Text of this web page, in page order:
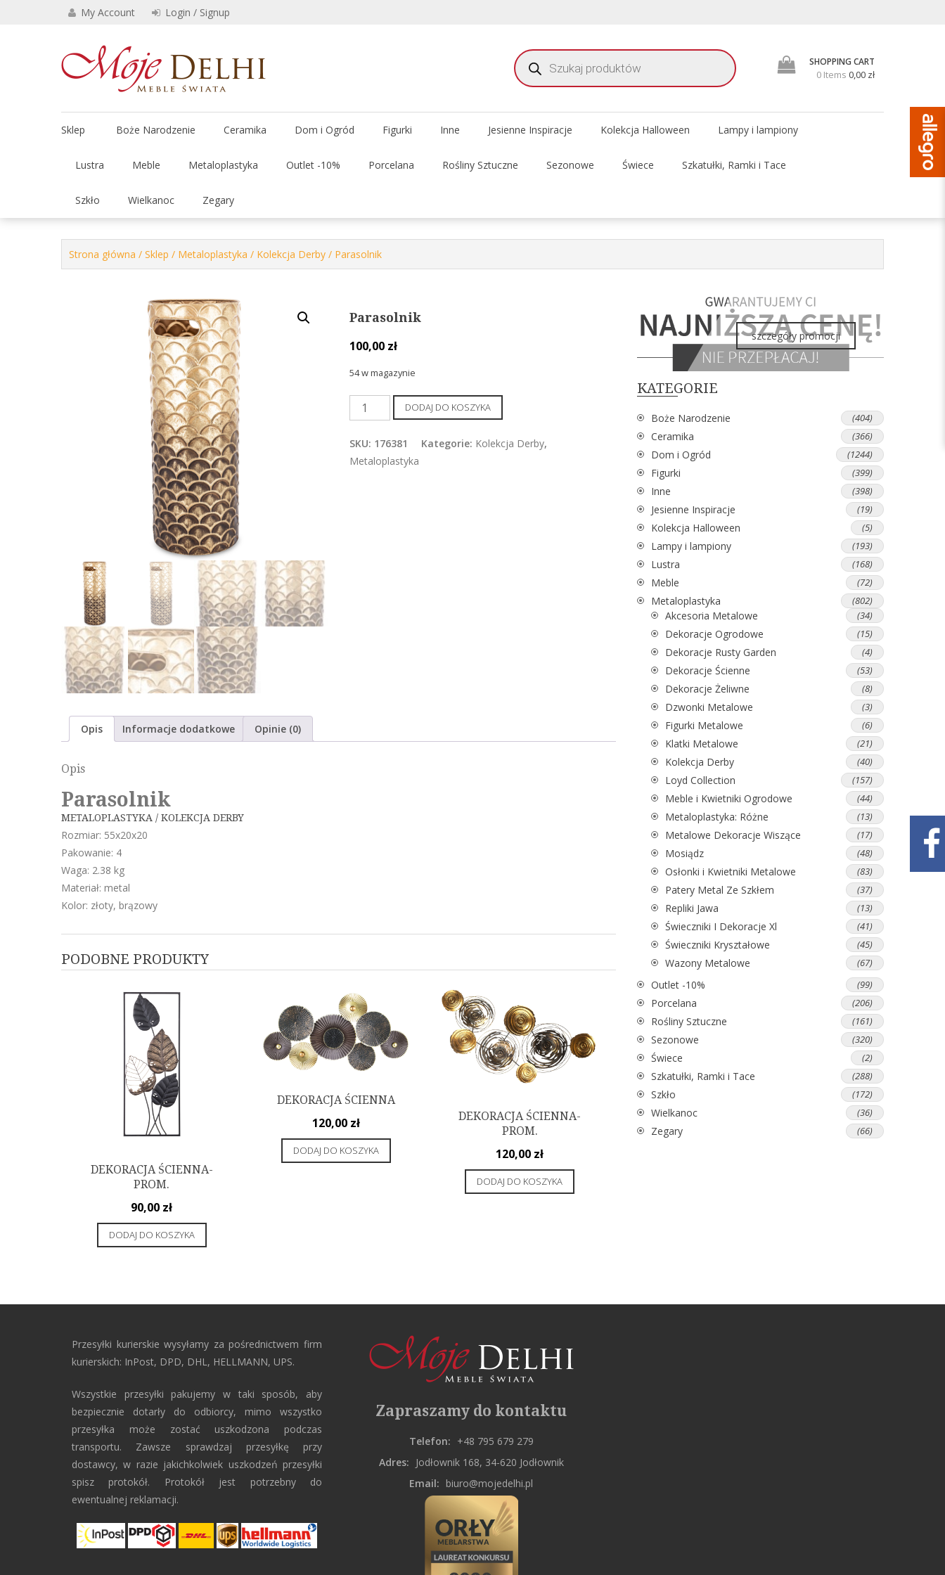
My Account Login / Signup
Wyszukiwarka
produktów SHOPPING CART
0 Items 0,00 zł
Sklep Boże Narodzenie Ceramika Dom i Ogród Figurki Inne Jesienne Inspiracje Kolekcja Halloween Lampy i lampiony
Lustra Meble Metaloplastyka Outlet -10% Porcelana Rośliny Sztuczne Sezonowe Świece Szkatułki, Ramki i Tace
Szkło Wielkanoc Zegary
Strona główna / Sklep / Metaloplastyka / Kolekcja Derby / Parasolnik
Parasolnik
100,00 zł
54 w magazynie
ilość
Parasolnik
DODAJ DO KOSZYKA
SKU: 176381 Kategorie: Kolekcja Derby,
Metaloplastyka
Opis Informacje dodatkowe Opinie (0)
Opis
Parasolnik
METALOPLASTYKA / KOLEKCJA DERBY
Rozmiar: 55x20x20
Pakowanie: 4
Waga: 2.38 kg
Materiał: metal
Kolor: złoty, brązowy
PODOBNE PRODUKTY
DEKORACJA ŚCIENNA-
PROM.
90,00 zł
DODAJ DO KOSZYKA
DEKORACJA ŚCIENNA
120,00 zł
DODAJ DO KOSZYKA
DEKORACJA ŚCIENNA-
PROM.
120,00 zł
DODAJ DO KOSZYKA
szczegóły promocji
KATEGORIE
Boże Narodzenie (404)
Ceramika (366)
Dom i Ogród (1244)
Figurki (399)
Inne (398)
Jesienne Inspiracje (19)
Kolekcja Halloween (5)
Lampy i lampiony (193)
Lustra (168)
Meble (72)
Metaloplastyka (802)
Akcesoria Metalowe (34)
Dekoracje Ogrodowe (15)
Dekoracje Rusty Garden (4)
Dekoracje Ścienne (53)
Dekoracje Żeliwne (8)
Dzwonki Metalowe (3)
Figurki Metalowe (6)
Klatki Metalowe (21)
Kolekcja Derby (40)
Loyd Collection (157)
Meble i Kwietniki Ogrodowe (44)
Metaloplastyka: Różne (13)
Metalowe Dekoracje Wiszące (17)
Mosiądz (48)
Osłonki i Kwietniki Metalowe (83)
Patery Metal Ze Szkłem (37)
Repliki Jawa (13)
Świeczniki I Dekoracje Xl (41)
Świeczniki Kryształowe (45)
Wazony Metalowe (67)
Outlet -10% (99)
Porcelana (206)
Rośliny Sztuczne (161)
Sezonowe (320)
Świece (2)
Szkatułki, Ramki i Tace (288)
Szkło (172)
Wielkanoc (36)
Zegary (66)
Przesyłki kurierskie wysyłamy za pośrednictwem firm
kurierskich: InPost, DPD, DHL, HELLMANN, UPS.
Wszystkie przesyłki pakujemy w taki sposób, aby
bezpiecznie dotarły do odbiorcy, mimo wszystko
przesyłka może zostać uszkodzona podczas
transportu. Zawsze sprawdzaj przesyłkę przy
dostawcy, w razie jakichkolwiek uszkodzeń przesyłki
spisz protokół. Protokół jest potrzebny do
ewentualnej reklamacji.
Zapraszamy do kontaktu
Telefon: +48 795 679 279
Adres:
Jodłownik 168, 34-620 Jodłownik
Email: biuro@mojedelhi.pl